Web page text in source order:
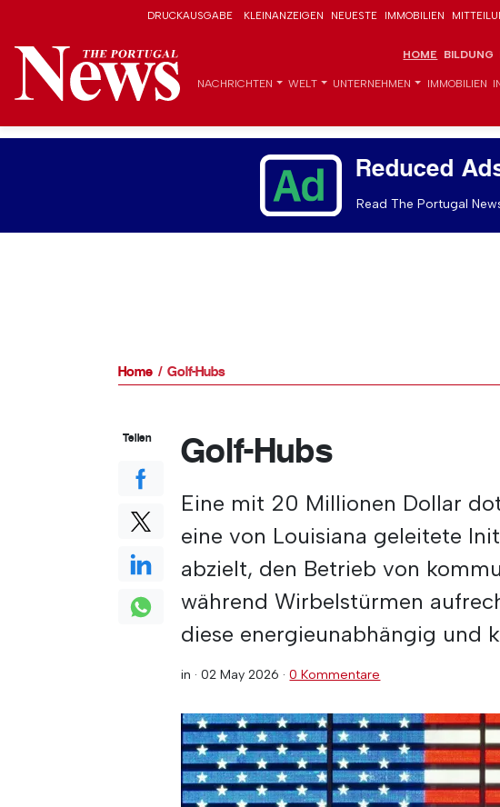
DRUCKAUSGABE KLEINANZEIGEN NEUESTE IMMOBILIEN
HOME BILDUNG
NACHRICHTEN WELT UNTERNEHMEN IMMOBILIEN
Reduced
Read The Portugal
Home Golf-Hubs
Golf-Hubs
Eine mit 20 Millionen Dollar
eine von Louisiana geleitete
abzielt, den Betrieb von
während Wirbelstürmen
diese energieunabhängig und
in ·02 May 2026 ·0 Kommentare
Teilen